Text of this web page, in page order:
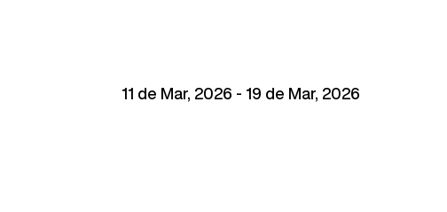
11 de Mar, 2026 - 19 de Mar, 2026